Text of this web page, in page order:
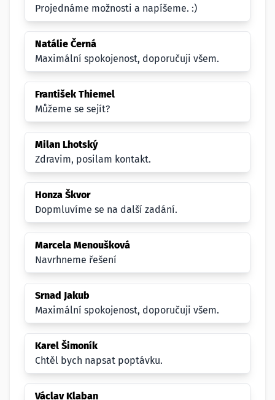
Projednáme možnosti a napíšeme. :)
Natálie Černá
Maximální spokojenost, doporučuji všem.
František Thiemel
Můžeme se sejít?
Milan Lhotský
Zdravim, posilam kontakt.
Honza Škvor
Dopmluvíme se na další zadání.
Marcela Menoušková
Navrhneme řešení
Srnad Jakub
Maximální spokojenost, doporučuji všem.
Karel Šimoník
Chtěl bych napsat poptávku.
Václav Klaban